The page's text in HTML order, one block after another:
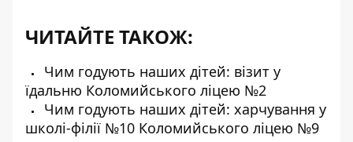
ЧИТАЙТЕ ТАКОЖ:
Чим годують наших дітей: візит у
їдальню Коломийського ліцею №2
Чим годують наших дітей: харчування у
школі-філії №10 Коломийського ліцею №9